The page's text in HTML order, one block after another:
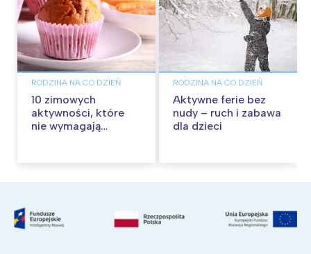
RODZINA NA CO DZIEŃ
10 zimowych
aktywności, które
nie wymagają
RODZINA NA CO DZIEŃ
Aktywne ferie bez
nudy – ruch i zabawa
dla dzieci